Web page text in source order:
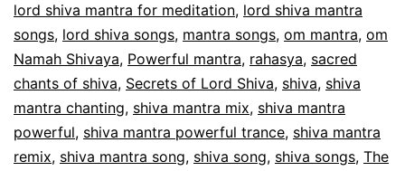
lord shiva mantra for meditation, lord shiva mantra
songs, lord shiva songs, mantra songs, om mantra, om
Namah Shivaya, Powerful mantra, rahasya, sacred
chants of shiva, Secrets of Lord Shiva, shiva, shiva
mantra chanting, shiva mantra mix, shiva mantra
powerful, shiva mantra powerful trance, shiva mantra
remix, shiva mantra song, shiva song, shiva songs, The